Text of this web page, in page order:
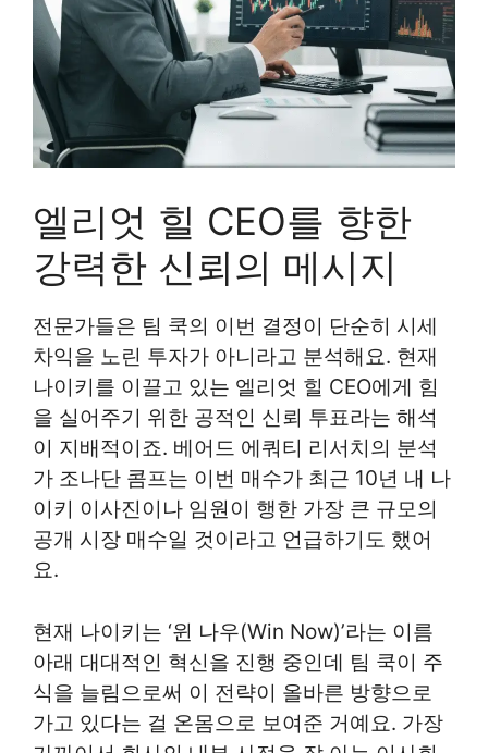
엘리엇 힐 CEO를 향한
강력한 신뢰의 메시지
전문가들은 팀 쿡의 이번 결정이 단순히 시세
차익을 노린 투자가 아니라고 분석해요. 현재
나이키를 이끌고 있는 엘리엇 힐 CEO에게 힘
을 실어주기 위한 공적인 신뢰 투표라는 해석
이 지배적이죠. 베어드 에쿼티 리서치의 분석
가 조나단 콤프는 이번 매수가 최근 10년 내 나
이키 이사진이나 임원이 행한 가장 큰 규모의
공개 시장 매수일 것이라고 언급하기도 했어
요.
현재 나이키는 ‘윈 나우(Win Now)’라는 이름
아래 대대적인 혁신을 진행 중인데 팀 쿡이 주
식을 늘림으로써 이 전략이 올바른 방향으로
가고 있다는 걸 온몸으로 보여준 거예요. 가장